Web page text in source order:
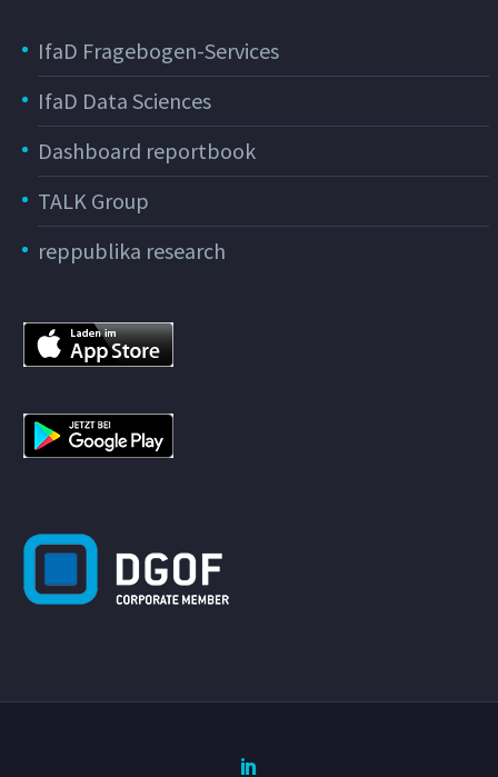
IfaD Fragebogen-Services
IfaD Data Sciences
Dashboard reportbook
TALK Group
reppublika research